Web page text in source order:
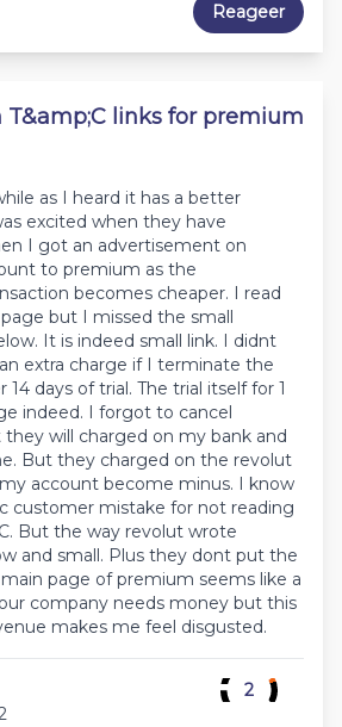
Reageer
T&amp;C links for premium
as I heard it has a better
excited when they have
I got an advertisement on
to premium as the
becomes cheaper. I read
but I missed the small
It is indeed small link. I didnt
extra charge if I terminate the
days of trial. The trial itself for 1
indeed. I forgot to cancel
will charged on my bank and
But they charged on the revolut
account become minus. I know
customer mistake for not reading
But the way revolut wrote
and small. Plus they dont put the
page of premium seems like a
company needs money but this
makes me feel disgusted.
2